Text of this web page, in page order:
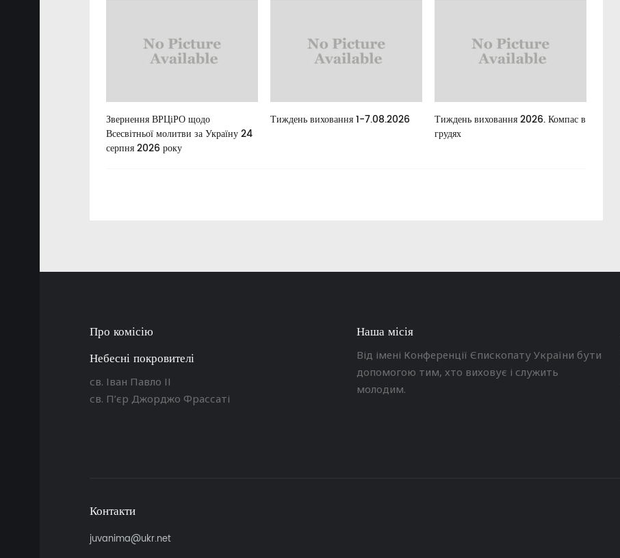
Звернення ВРЦіРО щодо
Всесвітньої молитви за Україну 24
серпня 2026 року
Тиждень виховання 1-7.08.2026
Тиждень виховання 2026. Компас в
грудях
Про комісію
Небесні покровителі
св. Іван Павло ІІ
св. П’єр Джорджо Фрассаті
Наша місія
Від імені Конференції Єпископату України бути
допомогою тим, хто виховує і служить
молодим.
Контакти
juvanima@ukr.net